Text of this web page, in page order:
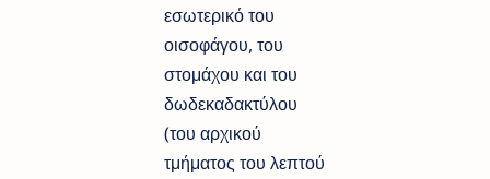
εσωτερικό του
οισοφάγου, του
στομάχου και του
δωδεκαδακτύλου
(του αρχικού
τμήματος του λεπτού